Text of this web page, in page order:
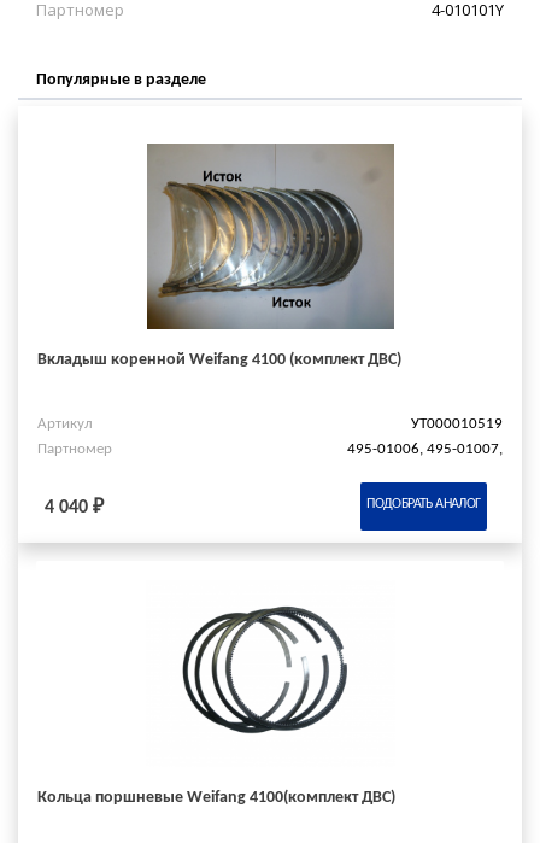
Партномер
4-010101Y
Популярные в разделе
Вкладыш коренной Weifang 4100 (комплект ДВС)
Артикул
УТ000010519
Партномер
495-01006, 495-01007,
4 040 ₽ ПОДОБРАТЬ АНАЛОГ
Кольца поршневые Weifang 4100(комплект ДВС)